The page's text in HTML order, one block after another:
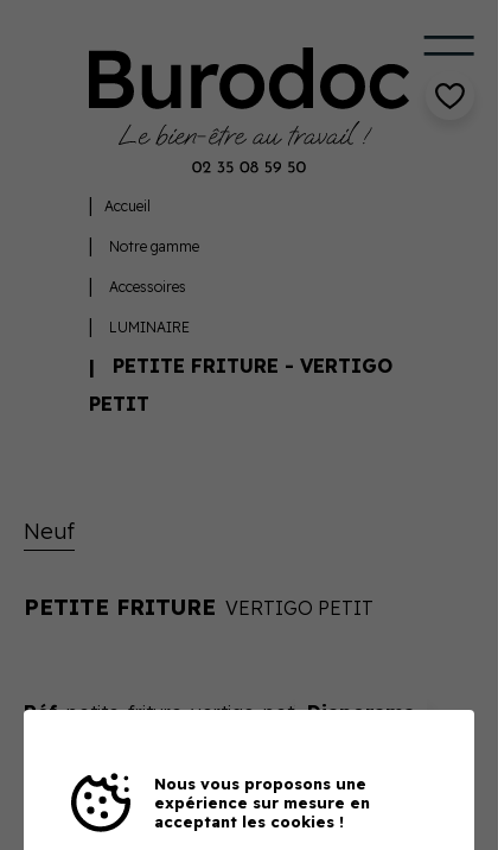
Accueil
Notre gamme
Accessoires
LUMINAIRE
PETITE FRITURE - VERTIGO
PETIT
Neuf
PETITE FRITURE VERTIGO PETIT
Réf.petite-friture-vertigo-petit
En ajoutant ce produit à votre panier, nous vous
enverrons un devis ajusté à votre besoin
Nous vous proposons une
expérience sur mesure en
acceptant les cookies !